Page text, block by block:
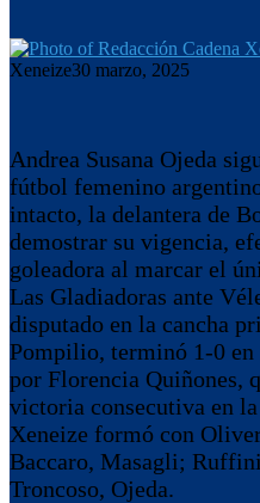
Xeneize30 marzo, 2025
Andrea Susana Ojeda
fútbol femenino
intacto, la delantera de
demostrar su vigencia,
goleadora al marcar el
Las Gladiadoras ante
disputado en la cancha
Pompilio, terminó 1-0
por Florencia Quiñones,
victoria consecutiva en
Xeneize formó con
Baccaro, Masagli;
Troncoso, Ojeda.